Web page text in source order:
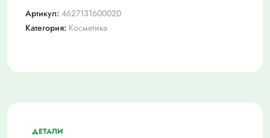
Артикул: 4627131600020
Категория: Косметика
ДЕТАЛИ